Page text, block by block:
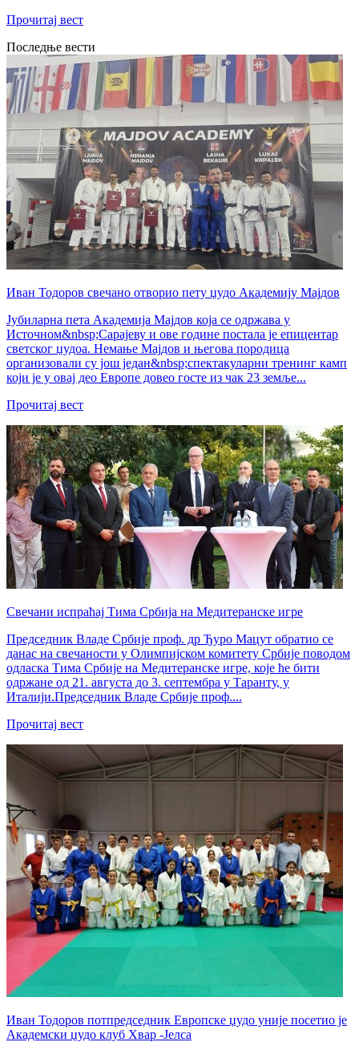
Прочитај вест
Последње вести
Иван Тодоров свечано отворио пету џудо Академију Мајдов
Јубиларна пета Академија Мајдов која се одржава у
Источном&nbsp;Сарајеву и ове године постала је епицентар
светског џудоа. Немање Мајдов и његова породица
организовали су још један&nbsp;спектакуларни тренинг камп
који је у овај део Европе довео госте из чак 23 земље...
Прочитај вест
Свечани испраћај Тима Србија на Медитеранске игре
Председник Владе Србије проф. др Ђуро Мацут обратио се
данас на свечаности у Олимпијском комитету Србије поводом
одласка Тима Србије на Медитеранске игре, које ће бити
одржане од 21. августа до 3. септембра у Таранту, у
Италији.Председник Владе Србије проф....
Прочитај вест
Иван Тодоров потпредседник Европске џудо уније посетио је
Академски џудо клуб Хвар -Јелса